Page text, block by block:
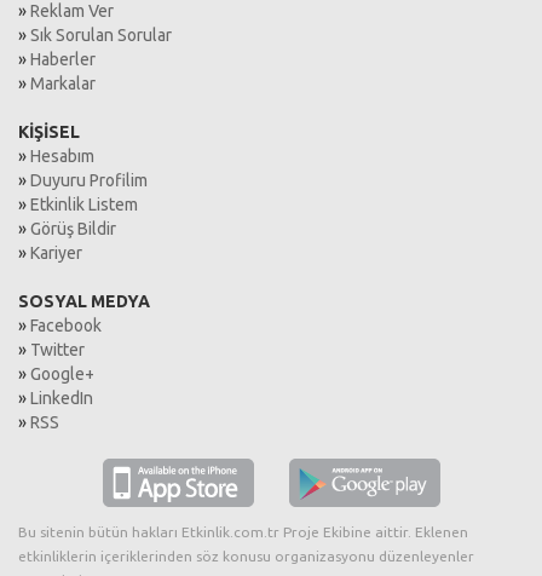
»Reklam Ver
»Sık Sorulan Sorular
»Haberler
»Markalar
KİŞİSEL
»Hesabım
»Duyuru Profilim
»Etkinlik Listem
»Görüş Bildir
»Kariyer
SOSYAL MEDYA
»Facebook
» Twitter
»Google+
»LinkedIn
»RSS
Bu sitenin bütün hakları Etkinlik.com.tr Proje Ekibine aittir. Eklenen
etkinliklerin içeriklerinden söz konusu organizasyonu düzenleyenler